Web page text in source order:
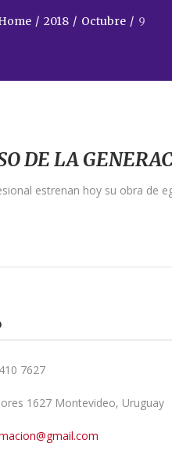
/ 2018 / Octubre / 9
DE LA
estrenan hoy su obra de
7627
1627 Montevideo, Uruguay